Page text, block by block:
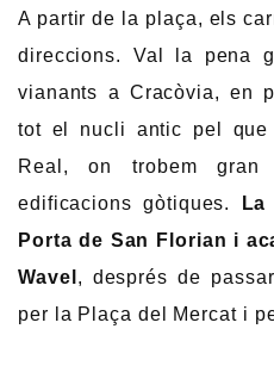
A partir de la plaça, els
direccions. Val la pena
vianants a Cracòvia, en
tot el nucli antic pel que
Real, on trobem
edificacions gòtiques.
Porta de San Florian i
Wavel , després de
per la Plaça del Mercat i